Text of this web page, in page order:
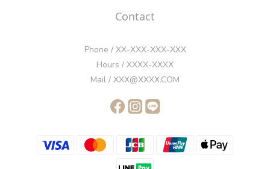
Contact
Phone / XX-XXX-XXX-XXX
Hours / XXXX-XXXX
Mail / XXX@XXXX.COM